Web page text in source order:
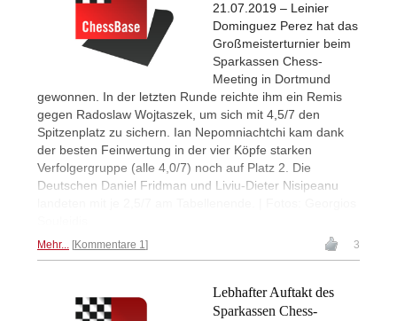
21.07.2019 – Leinier
Dominguez Perez hat das
Großmeisterturnier beim
Sparkassen Chess-
Meeting in Dortmund
gewonnen. In der letzten Runde reichte ihm ein Remis
gegen Radoslaw Wojtaszek, um sich mit 4,5/7 den
Spitzenplatz zu sichern. Ian Nepomniachtchi kam dank
der besten Feinwertung in der vier Köpfe starken
Verfolgergruppe (alle 4,0/7) noch auf Platz 2. Die
Deutschen Daniel Fridman und Liviu-Dieter Nisipeanu
Mehr... Kommentare 1 3
Lebhafter Auftakt des
Sparkassen Chess-